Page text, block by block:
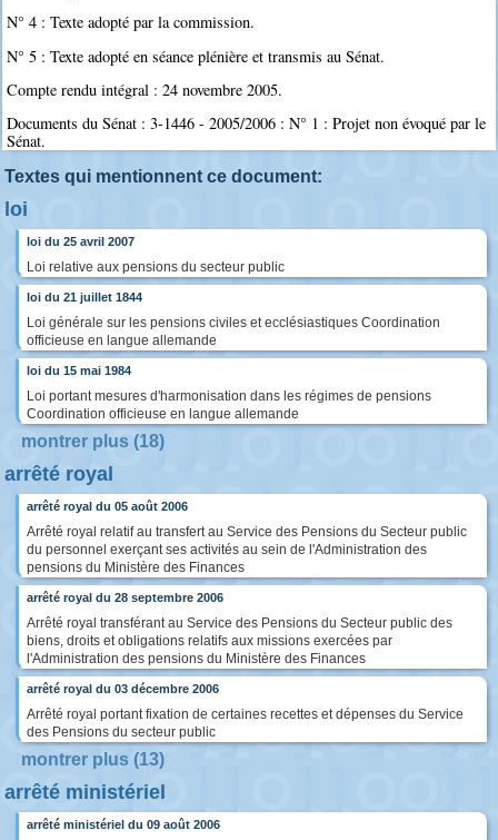
N° 4 : Texte adopté par la commission.
N° 5 : Texte adopté en séance plénière et transmis au Sénat.
Compte rendu intégral : 24 novembre 2005.
Documents du Sénat : 3-1446 - 2005/2006 : N° 1 : Projet non évoqué par le
Sénat.
Textes qui mentionnent ce document:
loi
loi du 25 avril 2007
Loi relative aux pensions du secteur public
loi du 21 juillet 1844
Loi générale sur les pensions civiles et ecclésiastiques Coordination
officieuse en langue allemande
loi du 15 mai 1984
Loi portant mesures d'harmonisation dans les régimes de pensions
Coordination officieuse en langue allemande
montrer plus (18)
arrêté royal
arrêté royal du 05 août 2006
Arrêté royal relatif au transfert au Service des Pensions du Secteur public
du personnel exerçant ses activités au sein de l'Administration des
pensions du Ministère des Finances
arrêté royal du 28 septembre 2006
Arrêté royal transférant au Service des Pensions du Secteur public des
biens, droits et obligations relatifs aux missions exercées par
l'Administration des pensions du Ministère des Finances
arrêté royal du 03 décembre 2006
Arrêté royal portant fixation de certaines recettes et dépenses du Service
des Pensions du secteur public
montrer plus (13)
arrêté ministériel
arrêté ministériel du 09 août 2006